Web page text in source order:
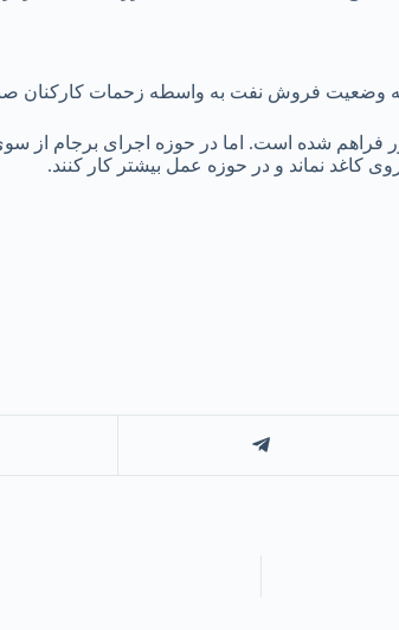
که وضعیت فروش نفت به واسطه زحمات
فراهم شده است. اما در حوزه اجرای برجام از
کاغد نماند و در حوزه عمل بیشتر کار کنند.